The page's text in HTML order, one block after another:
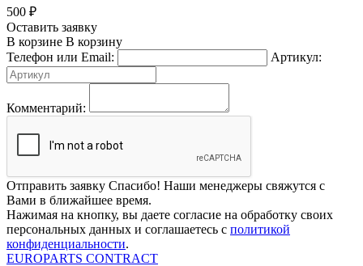
500 ₽
Оставить заявку
В корзине В корзину
Телефон или Email:
Артикул:
Комментарий:
Отправить заявку Спасибо! Наши менеджеры свяжутся с
Вами в ближайшее время.
Нажимая на кнопку, вы даете согласие на обработку своих
персональных данных и соглашаетесь с политикой
конфиденциальности.
EUROPARTS CONTRACT